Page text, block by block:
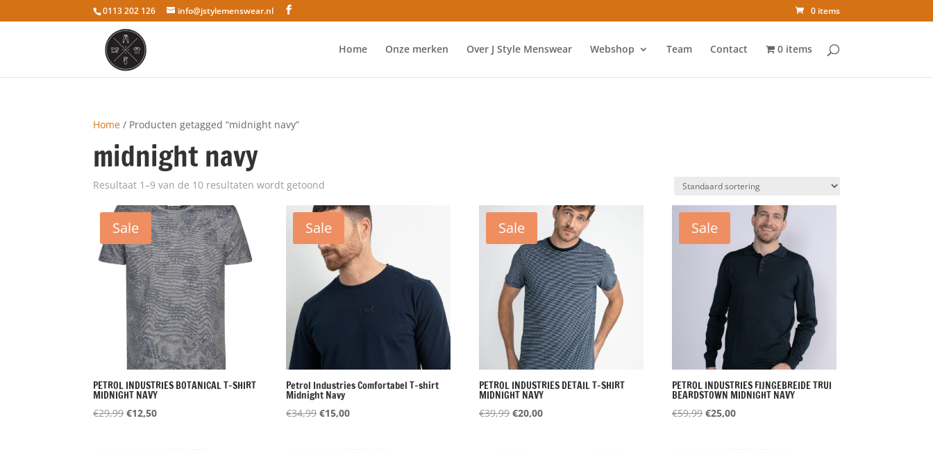
0113 202 126 info@jstylemenswear.nl 0 items
Home Onze merken Over J Style Menswear Webshop Team Contact 0 items
Home / Producten getagged “midnight navy”
midnight navy
Resultaat 1–9 van de 10 resultaten wordt getoond
Sale
PETROL INDUSTRIES BOTANICAL T-SHIRT
MIDNIGHT NAVY
€29,99Oorspronkelijke
€12,50Huidige
Sale
Petrol Industries Comfortabel T-shirt
Midnight Navy
€34,99Oorspronkelijke
€15,00Huidige
Sale
PETROL INDUSTRIES DETAIL T-SHIRT
MIDNIGHT NAVY
€39,99Oorspronkelijke
€20,00Huidige
Sale
PETROL INDUSTRIES FIJNGEBREIDE TRUI
BEARDSTOWN MIDNIGHT NAVY
€59,99 Oorspronkelijke
€25,00Huidige